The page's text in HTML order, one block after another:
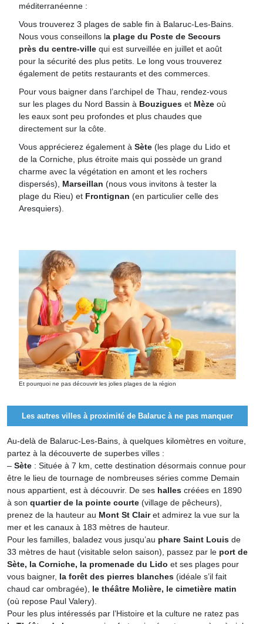
méditerranéenne :
Vous trouverez 3 plages de sable fin à Balaruc-Les-Bains.
Nous vous conseillons la plage du Poste de Secours
près du centre-villequi est surveillée en juillet et août
pour la sécurité des plus petits. Le long vous trouverez
également de petits restaurants et des commerces.
Pour vous baigner dans l’archipel de Thau, rendez-vous
sur les plages du Nord Bassin à Bouzigues et Mèze où
les eaux sont peu profondes et plus chaudes que
directement sur la côte.
Vous apprécierez également à Sète(les plage du Lido et
de la Corniche, plus étroite mais qui possède un grand
charme avec la végétation en amont et les rochers
dispersés), Marseillan (nous vous invitons à tester la
plage du Rieu) et Frontignan (en particulier celle des
Aresquiers).
Et pourquoi ne pas découvrir les jolies plages de la région
Les autres villes à proximité de Balaruc à ne pas manquer
Au-delà de Balaruc-Les-Bains, à quelques kilomètres en voiture,
partez à la découverte de superbes villes :
– Sète : Située à 7 km, cette destination désormais connue pour
être le lieu de tournage de nombreuses séries comme Demain
nous appartient, est à découvrir. De ses halles créées en 1890
à son quartier de la pointe courte(village de pêcheurs),
prenez de la hauteur au Mont St Clairet admirez la vue sur la
mer et les canaux à 183 mètres de hauteur.
Pour les familles, baladez vous jusqu’au phare Saint Louisde
33 mètres de haut (visitable selon saison), passez par le port de
Sète, la Corniche, la promenade du Lido et ses plages pour
vous baigner, la forêt des pierres blanches (idéale s’il fait
chaud car ombragée), le théâtre Molière, le cimetière matin
(où repose Paul Valery).
Pour les plus intéressés par l’Histoire et la culture ne ratez pas